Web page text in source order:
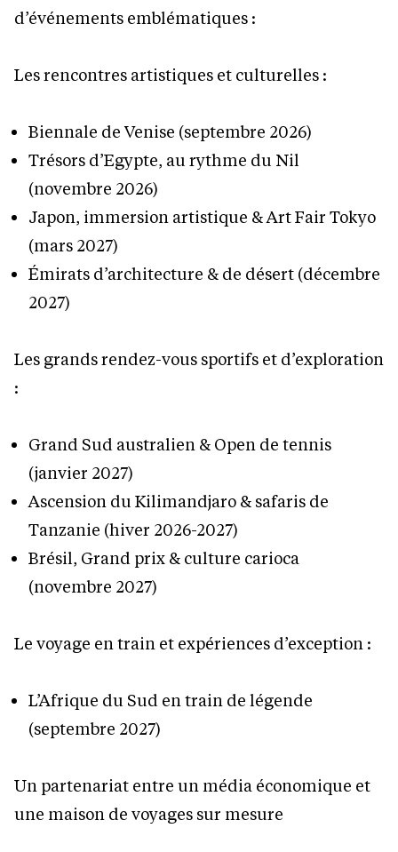
d’événements emblématiques :
Les rencontres artistiques et culturelles :
Biennale de Venise (septembre 2026)
Trésors d’Egypte, au rythme du Nil
(novembre 2026)
Japon, immersion artistique & Art Fair Tokyo
(mars 2027)
Émirats d’architecture & de désert (décembre
2027)
Les grands rendez-vous sportifs et d’exploration
:
Grand Sud australien & Open de tennis
(janvier 2027)
Ascension du Kilimandjaro & safaris de
Tanzanie (hiver 2026-2027)
Brésil, Grand prix & culture carioca
(novembre 2027)
Le voyage en train et expériences d’exception :
L’Afrique du Sud en train de légende
(septembre 2027)
Un partenariat entre un média économique et
une maison de voyages sur mesure